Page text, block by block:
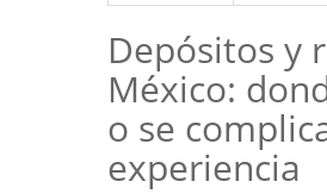
Depósitos y
México:
o se
experiencia